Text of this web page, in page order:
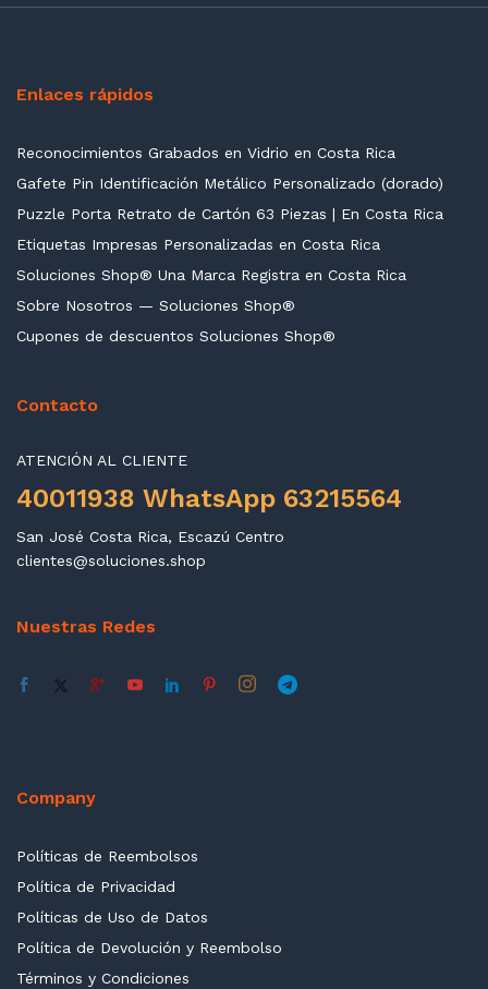
Enlaces rápidos
Reconocimientos Grabados en Vidrio en Costa Rica
Gafete Pin Identificación Metálico Personalizado (dorado)
Puzzle Porta Retrato de Cartón 63 Piezas | En Costa Rica
Etiquetas Impresas Personalizadas en Costa Rica
Soluciones Shop® Una Marca Registra en Costa Rica
Sobre Nosotros — Soluciones Shop®
Cupones de descuentos Soluciones Shop®
Contacto
ATENCIÓN AL CLIENTE
40011938 WhatsApp 63215564
San José Costa Rica, Escazú Centro
clientes@soluciones.shop
Nuestras Redes
Company
Políticas de Reembolsos
Política de Privacidad
Políticas de Uso de Datos
Política de Devolución y Reembolso
Términos y Condiciones